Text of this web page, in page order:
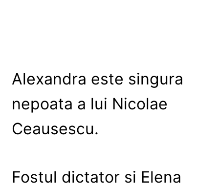
Alexandra este singura
nepoata a lui Nicolae
Ceausescu.
Fostul dictator si Elena